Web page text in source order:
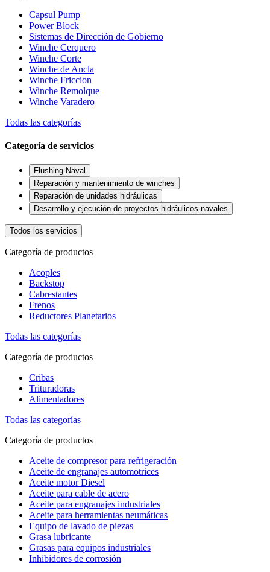
Capsul Pump
Power Block
Sistemas de Dirección de Gobierno
Winche Cerquero
Winche Corte
Winche de Ancla
Winche Friccion
Winche Remolque
Winche Varadero
Todas las categorías
Categoría de servicios
Flushing Naval
Reparación y mantenimiento de winches
Reparación de unidades hidráulicas
Desarrollo y ejecución de proyectos hidráulicos navales
Todos los servicios
Categoría de productos
Acoples
Backstop
Cabrestantes
Frenos
Reductores Planetarios
Todas las categorías
Categoría de productos
Cribas
Trituradoras
Alimentadores
Todas las categorías
Categoría de productos
Aceite de compresor para refrigeración
Aceite de engranajes automotrices
Aceite motor Diesel
Aceite para cable de acero
Aceite para engranajes industriales
Aceite para herramientas neumáticas
Equipo de lavado de piezas
Grasa lubricante
Grasas para equipos industriales
Inhibidores de corrosión